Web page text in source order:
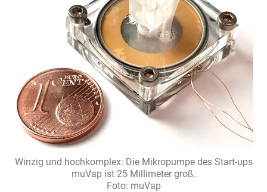
Winzig und hochkomplex: Die Mikropumpe des Start-ups
muVap ist 25 Millimeter groß.
Foto: muVap